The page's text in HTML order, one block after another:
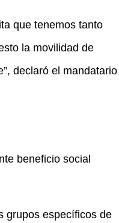
que tenemos tanto
la movilidad de
declaró el mandatario
beneficio social
grupos específicos de